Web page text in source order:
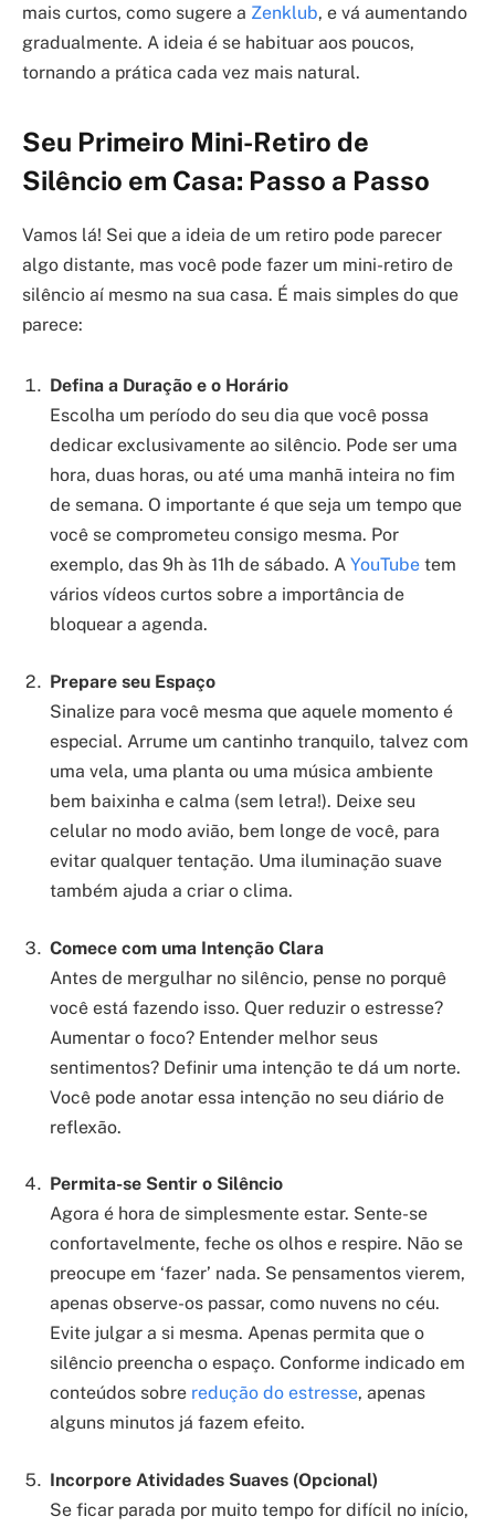
mais curtos, como sugere a Zenklub, e vá aumentando
gradualmente. A ideia é se habituar aos poucos,
tornando a prática cada vez mais natural.
Seu Primeiro Mini-Retiro de
Silêncio em Casa: Passo a Passo
Vamos lá! Sei que a ideia de um retiro pode parecer
algo distante, mas você pode fazer um mini-retiro de
silêncio aí mesmo na sua casa. É mais simples do que
parece:
Defina a Duração e o Horário
Escolha um período do seu dia que você possa
dedicar exclusivamente ao silêncio. Pode ser uma
hora, duas horas, ou até uma manhã inteira no fim
de semana. O importante é que seja um tempo que
você se comprometeu consigo mesma. Por
exemplo, das 9h às 11h de sábado. A YouTube tem
vários vídeos curtos sobre a importância de
bloquear a agenda.
Prepare seu Espaço
Sinalize para você mesma que aquele momento é
especial. Arrume um cantinho tranquilo, talvez com
uma vela, uma planta ou uma música ambiente
bem baixinha e calma (sem letra!). Deixe seu
celular no modo avião, bem longe de você, para
evitar qualquer tentação. Uma iluminação suave
também ajuda a criar o clima.
Comece com uma Intenção Clara
Antes de mergulhar no silêncio, pense no porquê
você está fazendo isso. Quer reduzir o estresse?
Aumentar o foco? Entender melhor seus
sentimentos? Definir uma intenção te dá um norte.
Você pode anotar essa intenção no seu diário de
reflexão.
Permita-se Sentir o Silêncio
Agora é hora de simplesmente estar. Sente-se
confortavelmente, feche os olhos e respire. Não se
preocupe em ‘fazer’ nada. Se pensamentos vierem,
apenas observe-os passar, como nuvens no céu.
Evite julgar a si mesma. Apenas permita que o
silêncio preencha o espaço. Conforme indicado em
conteúdos sobre redução do estresse, apenas
alguns minutos já fazem efeito.
Incorpore Atividades Suaves (Opcional)
Se ficar parada por muito tempo for difícil no início,